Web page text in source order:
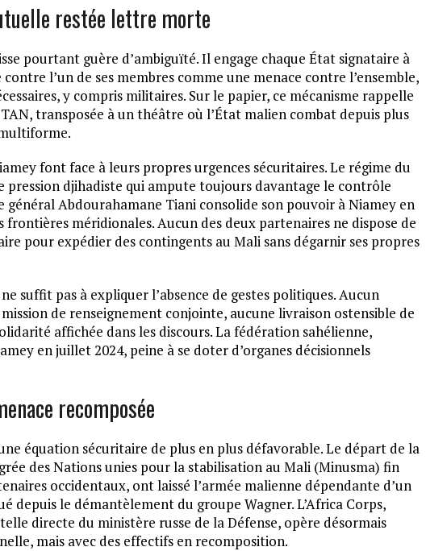
restée lettre morte
pourtant guère d’ambiguïté. Il engage chaque État signataire à
l’un de ses membres comme une menace contre l’ensemble,
y compris militaires. Sur le papier, ce mécanisme rappelle
transposée à un théâtre où l’État malien combat depuis plus
font face à leurs propres urgences sécuritaires. Le régime du
pression djihadiste qui ampute toujours davantage le contrôle
Abdourahamane Tiani consolide son pouvoir à Niamey en
méridionales. Aucun des deux partenaires ne dispose de
pour expédier des contingents au Mali sans dégarnir ses propres
suffit pas à expliquer l’absence de gestes politiques. Aucun
de renseignement conjointe, aucune livraison ostensible de
affichée dans les discours. La fédération sahélienne,
en juillet 2024, peine à se doter d’organes décisionnels
recomposée
équation sécuritaire de plus en plus défavorable. Le départ de la
des Nations unies pour la stabilisation au Mali (Minusma) fin
occidentaux, ont laissé l’armée malienne dépendante d’un
depuis le démantèlement du groupe Wagner. L’Africa Corps,
directe du ministère russe de la Défense, opère désormais
mais avec des effectifs en recomposition.